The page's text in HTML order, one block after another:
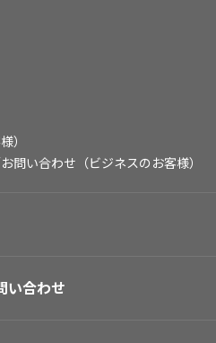
）
問い合わせ（ビジネスのお客様）
い合わせ